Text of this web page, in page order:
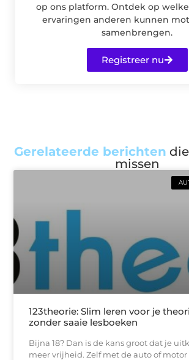
op ons platform. Ontdek op
ervaringen anderen kunnen
samenbrengen.
Registreer nu
Gerelateerde berichten
missen
123theorie: Slim leren voor je
zonder saaie lesboeken
Bijna 18? Dan is de kans groot dat je
meer vrijheid. Zelf met de auto of